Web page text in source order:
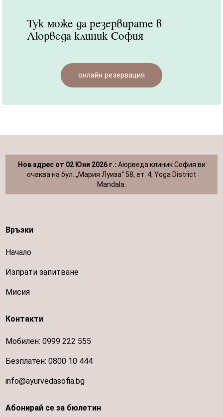
Тук може да резервирате в
Аюрведа клиник София
онлайн резервация
Нов адрес от 02 Юни 2026 г.: Аюрведа клиник София ви
очаква на бул. „Мария Луиза“ 58, ет. 4, Yoga District
Mandala.
Връзки
Начало
Изпрати запитване
Мисия
Контакти
Мобилен:0999 222 555
Безплатен:0800 10 444
info@ayurvedasofia.bg
Абонирай се за бюлетин